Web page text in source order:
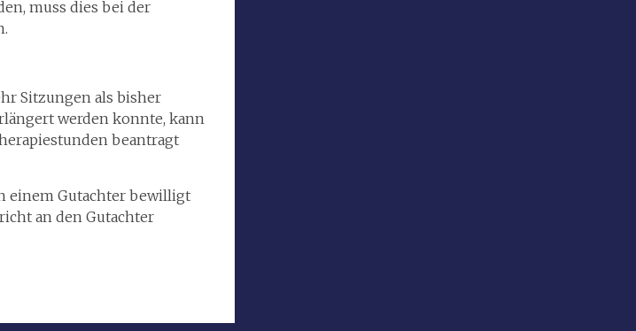
muss dies bei der
Sitzungen als bisher
werden konnte, kann
beantragt
einem Gutachter bewilligt
an den Gutachter